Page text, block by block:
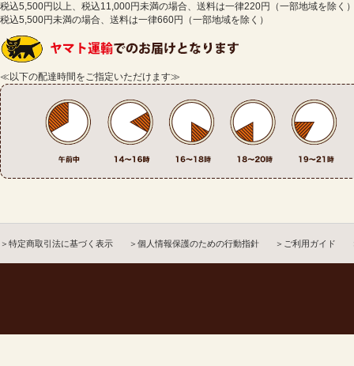
税込5,500円以上、税込11,000円未満の場合、送料は一律220円（一部地域を除く
税込5,500円未満の場合、送料は一律660円（一部地域を除く）
≪以下の配達時間をご指定いただけます≫
＞特定商取引法に基づく表示 ＞個人情報保護のための行動指針 ＞ご利用ガイド